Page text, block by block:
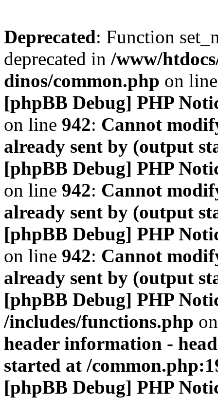
Deprecated: Function
deprecated in /www/
dinos/common.php on
[phpBB Debug] PHP
on line 942: Cannot
already sent by (output
[phpBB Debug] PHP
on line 942: Cannot
already sent by (output
[phpBB Debug] PHP
on line 942: Cannot
already sent by (output
[phpBB Debug] PHP
/includes/functions.php
header information -
started at /
[phpBB Debug] PHP